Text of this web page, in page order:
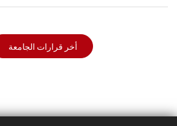
أخر قرارات الجامعة